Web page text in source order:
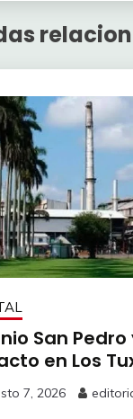
San Pedro
en Los
7, 2026